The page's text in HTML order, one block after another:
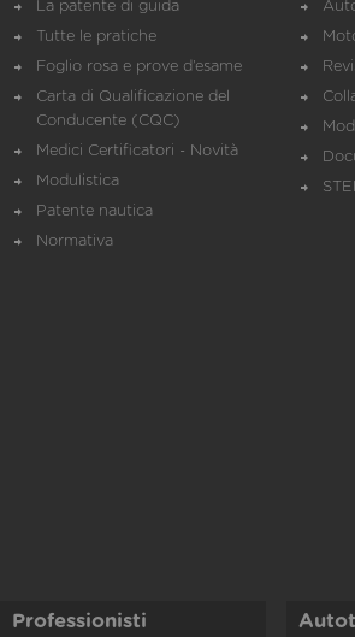
La patente di guida
Tutte le pratiche
Foglio rosa e prove d’esame
Carta di Qualificazione del
Conducente (CQC)
Medici Certificatori - Novità
Modulistica
Patente nautica
Normativa
Professionisti